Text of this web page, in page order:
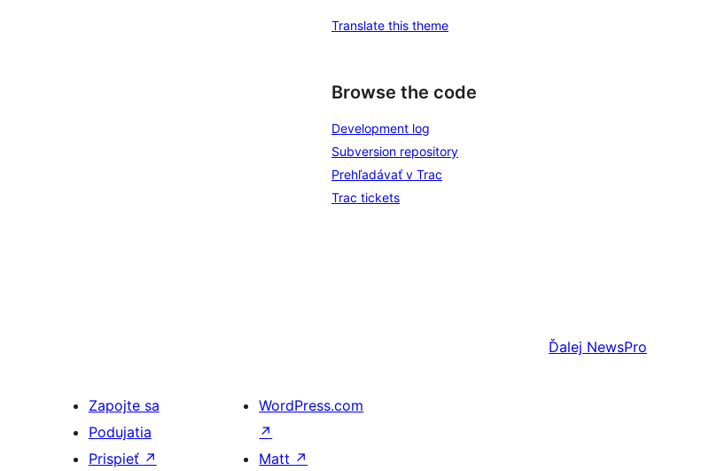
Translate this theme
Browse the code
Development log
Subversion repository
Prehľadávať v Trac
Trac tickets
Ďalej NewsPro
Zapojte sa
Podujatia
Prispieť ↗
WordPress.com
↗
Matt ↗